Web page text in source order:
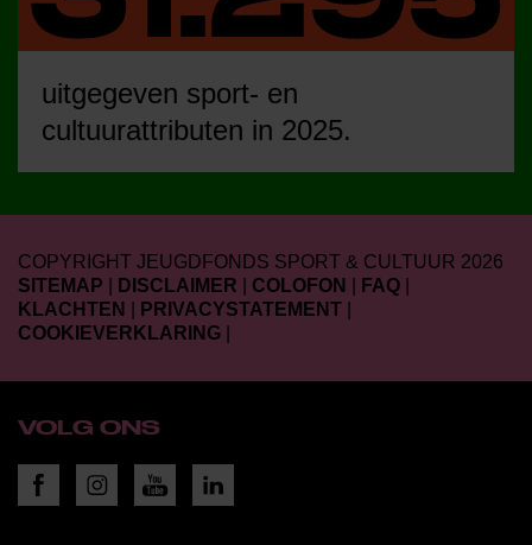
uitgegeven sport- en
cultuurattributen in 2025.
COPYRIGHT JEUGDFONDS SPORT & CULTUUR 2026
SITEMAP
DISCLAIMER COLOFON FAQ
KLACHTEN
PRIVACYSTATEMENT
COOKIEVERKLARING
VOLG ONS